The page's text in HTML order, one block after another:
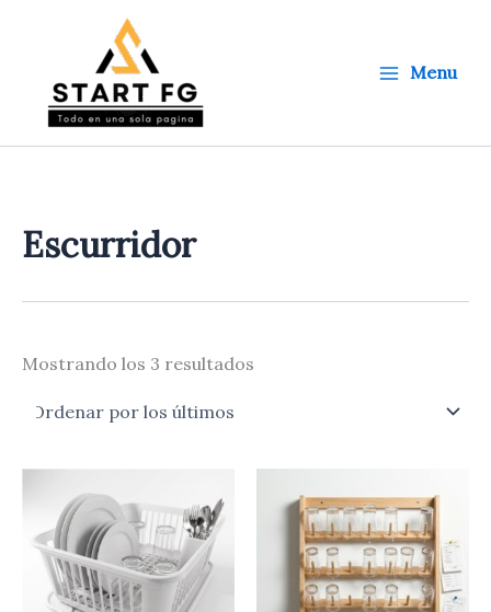
Menu
Escurridor
Mostrando los 3 resultados